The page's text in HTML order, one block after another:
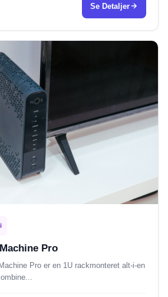
Se Detaljer
Pro
Pro er en 1U rackmonteret alt-i-en